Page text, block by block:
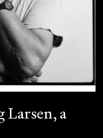
a